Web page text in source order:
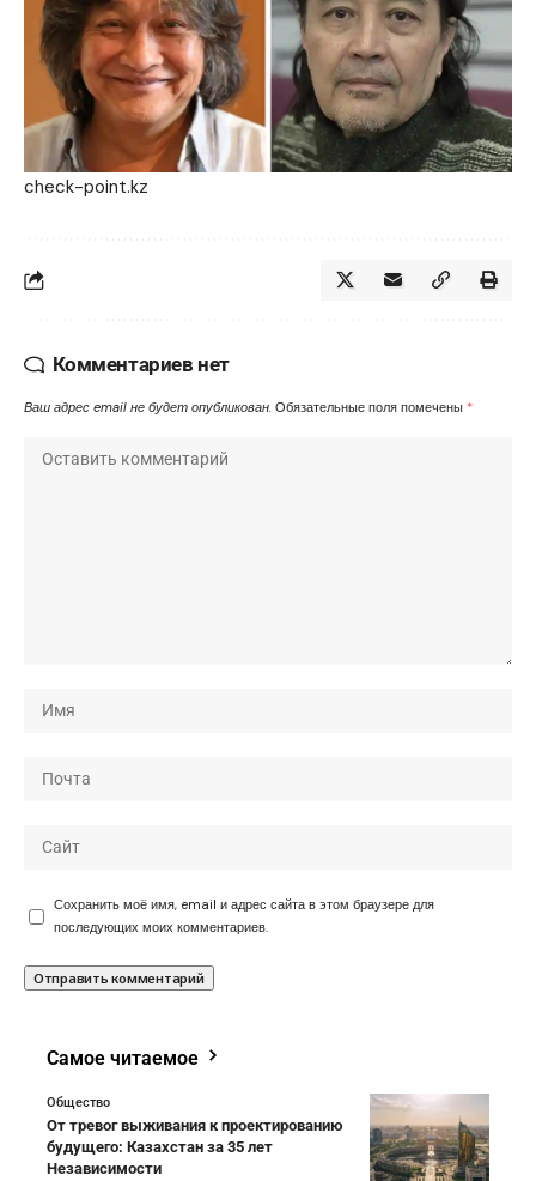
check-point.kz
Комментариев нет
Ваш адрес email не будет опубликован. Обязательные поля помечены *
Сохранить моё имя, email и адрес сайта в этом браузере для
последующих моих комментариев.
Самое читаемое
Общество
От тревог выживания к проектированию
будущего: Казахстан за 35 лет
Независимости